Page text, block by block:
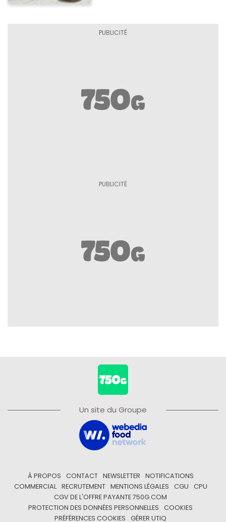
Un site du Groupe
À PROPOS CONTACT NEWSLETTER
NOTIFICATIONS
COMMERCIAL
RECRUTEMENT MENTIONS LÉGALES CGU
CPU
CGV DE L'OFFRE PAYANTE 750G.COM
PROTECTION DES DONNÉES PERSONNELLES
COOKIES
PRÉFÉRENCES COOKIES
GÉRER UTIQ